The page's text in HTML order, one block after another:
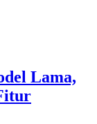
Lama,